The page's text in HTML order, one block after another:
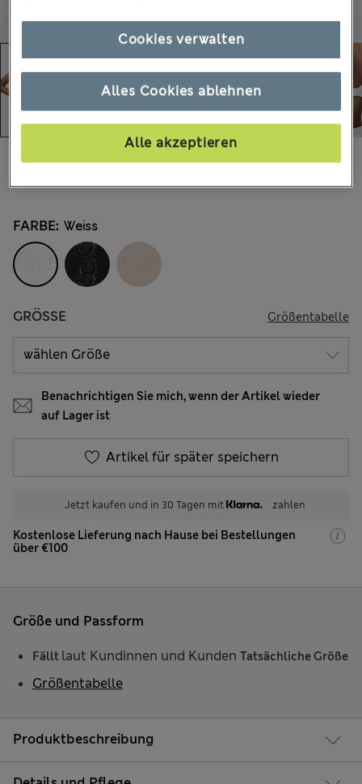
€32.00
FARBE: Weiss
GRÖSSE Größentabelle
Benachrichtigen Sie mich, wenn der Artikel wieder
auf Lager ist
Artikel für später speichern
Jetzt kaufen und in 30 Tagen mit zahlen
Kostenlose Lieferung nach Hause bei Bestellungen
über €100
Produktbeschreibung
Größe und Passform
Fällt laut Kundinnen und Kunden Tatsächliche Größe
Größentabelle
Alles Cookies ablehnen
Alle akzeptieren
Cookies verwalten